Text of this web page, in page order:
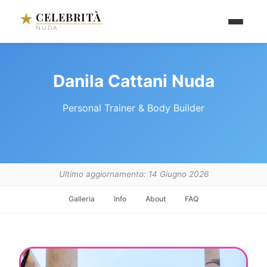
CELEBRITÀ
NUDA
Danila Cattani Nuda
Personal Trainer & Body Builder
Ultimo aggiornamento: 14 Giugno 2026
Galleria Info About FAQ